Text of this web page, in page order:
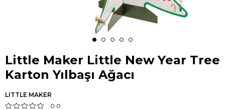
Little Maker Little New Year Tree
Karton Yılbaşı Ağacı
LITTLE MAKER
0.0